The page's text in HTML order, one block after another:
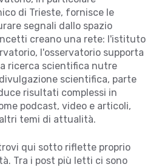
di Trieste, fornisce le
segnali dallo spazio
creano una rete: l'istituto
l'osservatorio supporta
ricerca scientifica nutre
scientifica, parte
risultati complessi in
podcast, video e articoli,
temi di attualità.
qui sotto riflette proprio
Tra i post più letti ci sono